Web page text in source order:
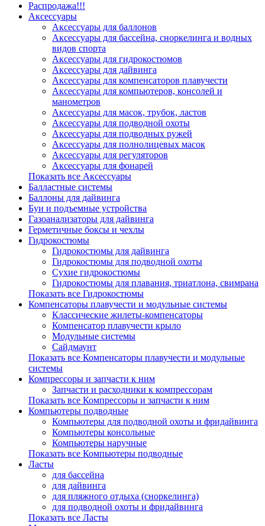
Распродажа!!!
Аксессуары
Аксессуары для баллонов
Аксессуары для бассейна, сноркелинга и водных
видов спорта
Аксессуары для гидрокостюмов
Аксессуары для дайвинга
Аксессуары для компенсаторов плавучести
Аксессуары для компьютеров, консолей и
манометров
Аксессуары для масок, трубок, ластов
Аксессуары для подводной охоты
Аксессуары для подводных ружей
Аксессуары для полнолицевых масок
Аксессуары для регуляторов
Аксессуары для фонарей
Показать все Аксессуары
Балластные системы
Баллоны для дайвинга
Буи и подъемные устройства
Газоанализаторы для дайвинга
Герметичные боксы и чехлы
Гидрокостюмы
Гидрокостюмы для дайвинга
Гидрокостюмы для подводной охоты
Сухие гидрокостюмы
Гидрокостюмы для плавания, триатлона, свимрана
Показать все Гидрокостюмы
Компенсаторы плавучести и модульные системы
Классические жилеты-компенсаторы
Компенсатор плавучести крыло
Модульные системы
Сайдмаунт
Показать все Компенсаторы плавучести и модульные
системы
Компрессоры и запчасти к ним
Запчасти и расходники к компрессорам
Показать все Компрессоры и запчасти к ним
Компьютеры подводные
Компьютеры для подводной охоты и фридайвинга
Компьютеры консольные
Компьютеры наручные
Показать все Компьютеры подводные
Ласты
для бассейна
для дайвинга
для пляжного отдыха (сноркелинга)
для подводной охоты и фридайвинга
Показать все Ласты